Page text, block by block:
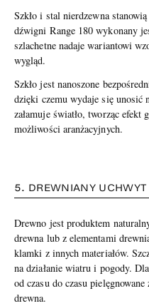
Szkło i stal nierdzewna
dźwigni Range 180 wykonany
szlachetne nadaje wariantowi
wygląd.
Szkło jest nanoszone
dzięki czemu wydaje się unosić
załamuje światło, tworząc efekt
możliwości aranżacyjnych.
5. DREWNIANY
Drewno jest produktem
drewna lub z elementami
klamki z innych materiałów.
na działanie wiatru i pogody.
od czasu do czasu
drewna.